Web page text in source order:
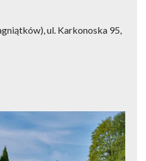
ul. Karkonoska 95,